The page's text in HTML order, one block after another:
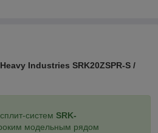
Industries SRK20ZSPR-S /
систем SRK-
модельным рядом